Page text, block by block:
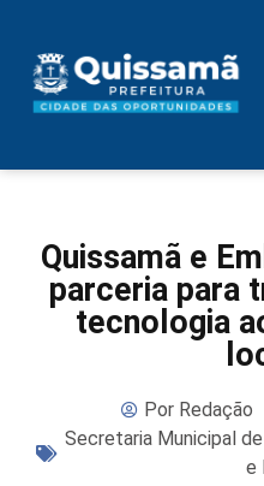
Quissamã e
parceria para
tecnologia
PorRedação
Secretaria Municipal
e